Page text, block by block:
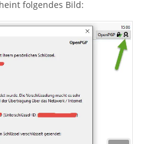
folgendes Bild: